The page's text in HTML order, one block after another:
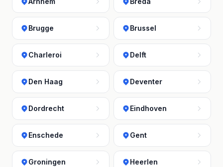
Brugge Brussel
Charleroi Delft
Den Haag Deventer
Dordrecht Eindhoven
Enschede Gent
Groningen Heerlen